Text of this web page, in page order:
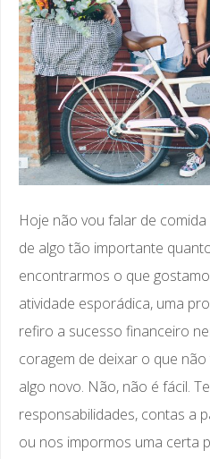
Hoje não vou falar de
de algo tão importante
encontrarmos o que
atividade esporádica, uma
refiro a sucesso financeiro
coragem de deixar o que
algo novo. Não, não é fácil.
responsabilidades, contas a
ou nos impormos uma certa